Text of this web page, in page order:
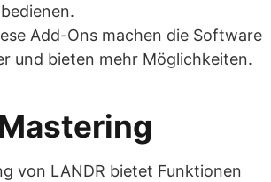
Add-Ons machen die Software
und bieten mehr Möglichkeiten.
von LANDR bietet Funktionen